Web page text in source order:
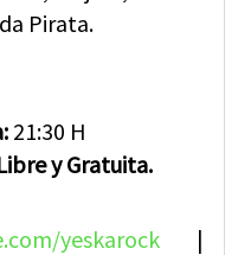
Pirata.
21:30 H
y Gratuita.
yeskarock
|